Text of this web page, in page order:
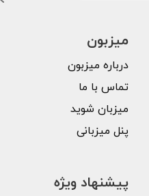
میزبون
درباره میزبون
تماس با ما
میزبان شوید
پنل میزبانی
پیشنهاد ویژه